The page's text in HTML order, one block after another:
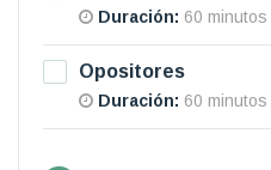
Duración: 60 minutos
Opositores
Duración: 60 minutos